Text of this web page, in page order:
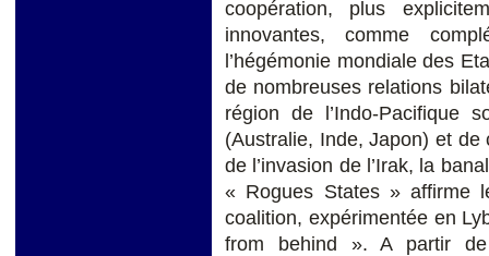
coopération, plus
innovantes, comme
l’hégémonie mondiale des
de nombreuses relations
région de l’Indo-Pacifique
(Australie, Inde, Japon) et
de l’invasion de l’Irak, la
« Rogues States » affirme
coalition, expérimentée en
from behind ». A partir